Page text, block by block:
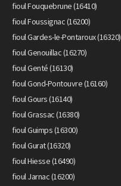
fioul Fouquebrune (16410)
fioul Foussignac (16200)
fioul Gardes-le-Pontaroux (16320)
fioul Genouillac (16270)
fioul Genté (16130)
fioul Gond-Pontouvre (16160)
fioul Gours (16140)
fioul Grassac (16380)
fioul Guimps (16300)
fioul Gurat (16320)
fioul Hiesse (16490)
fioul Jarnac (16200)